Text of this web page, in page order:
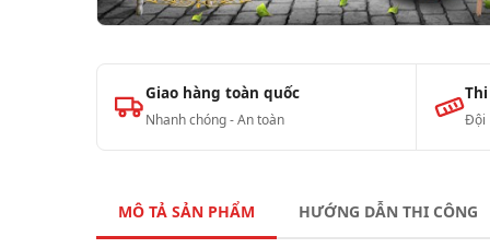
Giao hàng toàn quốc
Nhanh chóng - An toàn Đội
MÔ TẢ SẢN PHẨM HƯỚNG DẪN THI CÔNG